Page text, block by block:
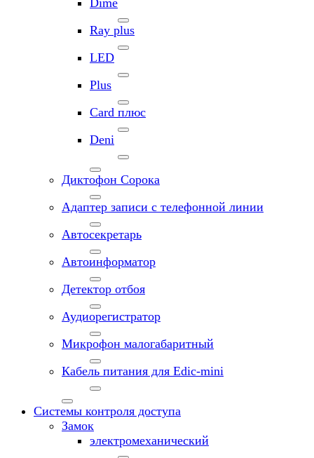
Dime
Ray plus
LED
Plus
Card плюс
Deni
Диктофон Сорока
Адаптер записи с телефонной линии
Автосекретарь
Автоинформатор
Детектор отбоя
Аудиорегистратор
Микрофон малогабаритный
Кабель питания для Edic-mini
Системы контроля доступа
Замок
электромеханический